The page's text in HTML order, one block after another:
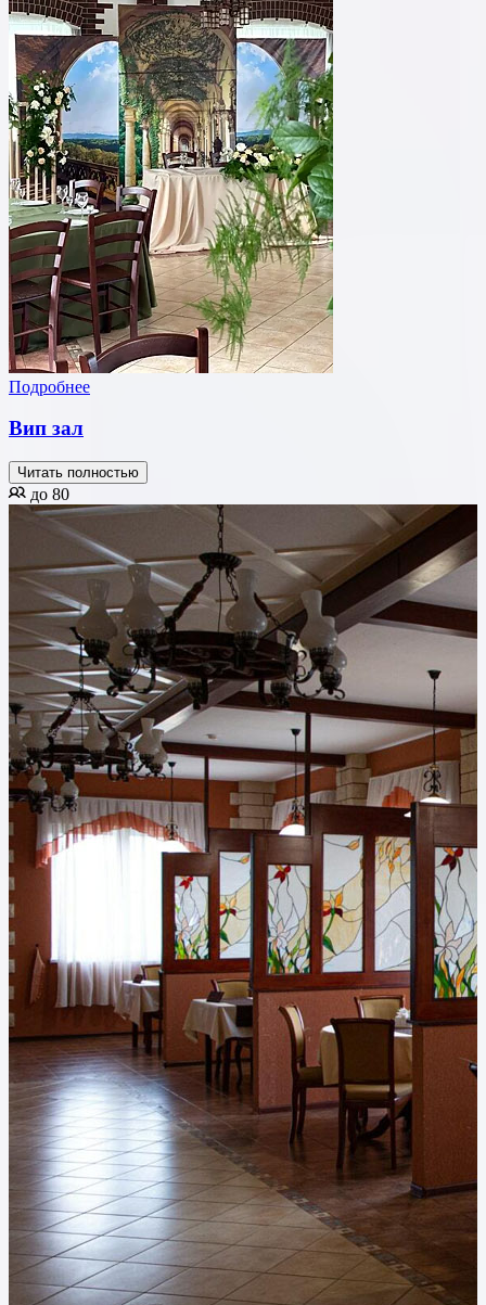
Подробнее
Вип зал
Читать полностью
до 80